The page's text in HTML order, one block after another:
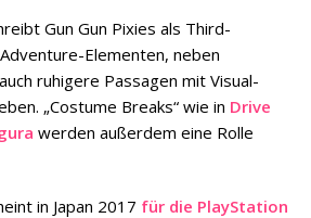
Gun Gun Pixies als Third-
Elementen, neben
ruhigere Passagen mit Visual-
„Costume Breaks“ wie in Drive
werden außerdem eine Rolle
in Japan 2017 für die PlayStation